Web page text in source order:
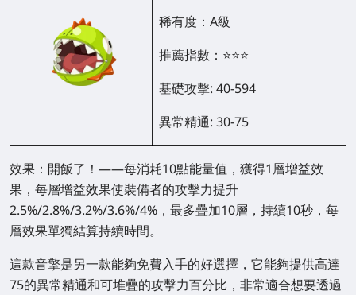
稀有度：A級
推薦指數：⭐⭐⭐
基礎攻擊: 40-594
異常精通: 30-75
效果：開飯了！——每消耗10點能量值，獲得1層增益效
果，每層增益效果使裝備者的攻擊力提升
2.5%/2.8%/3.2%/3.6%/4%，最多疊加10層，持續10秒，每
層效果單獨結算持續時間。
這款音擎是另一款能夠免費入手的好選擇，它能夠提供高達
75的異常精通和可堆疊的攻擊力百分比，非常適合想要透過